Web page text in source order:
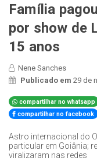
Família
por show de
15 anos
Nene Sanches
Publicado em 29 de
compartilhar no whatsapp
compartilhar no facebook
Astro internacional do
particular em Goiânia;
viralizaram nas redes